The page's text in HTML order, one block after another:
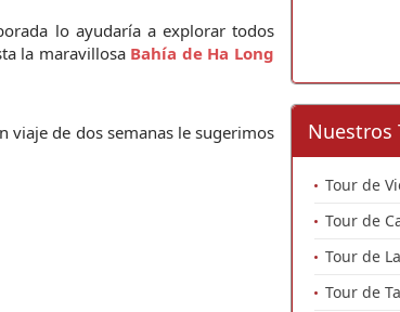
lo ayudaría a explorar todos
la maravillosa Bahía de Ha Long
viaje de dos semanas le sugerimos
Nuestros
Tour de
Tour de
Tour de
Tour de